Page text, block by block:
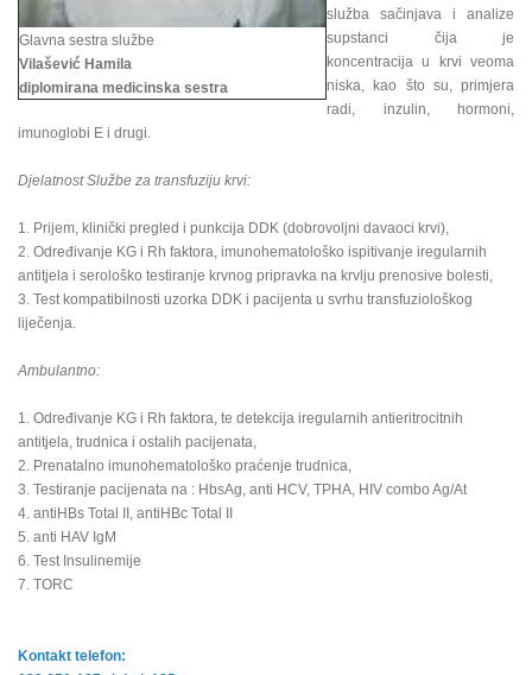
Glavna sestra službe
Vilašević Hamila
diplomirana medicinska sestra
služba sačinjava i analize
supstanci čija je
koncentracija u krvi veoma
niska, kao što su, primjera
radi, inzulin, hormoni,
imunoglobi E i drugi.
Djelatnost Službe za transfuziju krvi:
1. Prijem, klinički pregled i punkcija DDK (dobrovoljni davaoci krvi),
2. Određivanje KG i Rh faktora, imunohematološko ispitivanje iregularnih
antitjela i serološko testiranje krvnog pripravka na krvlju prenosive bolesti,
3. Test kompatibilnosti uzorka DDK i pacijenta u svrhu transfuziološkog
liječenja.
Ambulantno:
1. Određivanje KG i Rh faktora, te detekcija iregularnih antieritrocitnih
antitjela, trudnica i ostalih pacijenata,
2. Prenatalno imunohematološko praćenje trudnica,
3. Testiranje pacijenata na : HbsAg, anti HCV, TPHA, HIV combo Ag/At
4. antiHBs Total II, antiHBc Total II
5. anti HAV IgM
6. Test Insulinemije
7. TORC
Kontakt telefon: